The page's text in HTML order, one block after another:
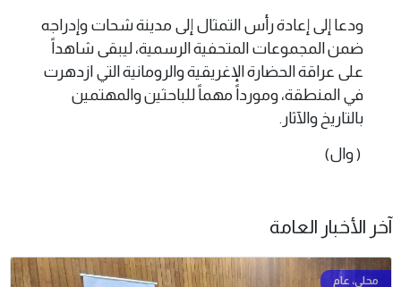
ودعا إلى إعادة رأس التمثال إلى مدينة شحات وإدراجه
ضمن المجموعات المتحفية الرسمية، ليبقى شاهداً
على عراقة الحضارة الإغريقية والرومانية التي ازدهرت
في المنطقة، ومورداً مهماً للباحثين والمهتمين
بالتاريخ والآثار.
( وال)
آخر الأخبار العامة